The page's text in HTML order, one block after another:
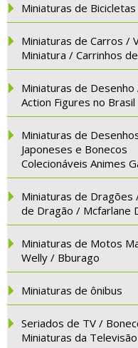
Miniaturas de Bicicletas
Miniaturas de Carros /
Miniatura / Carrinhos
Miniaturas de Desenho
Action Figures no Brasil
Miniaturas de
Japoneses e Bonecos
Colecionáveis Animes
Miniaturas de Dragões
de Dragão / Mcfarlane
Miniaturas de Motos
Welly / Bburago
Miniaturas de ônibus
Seriados de TV /
Miniaturas da Televisão